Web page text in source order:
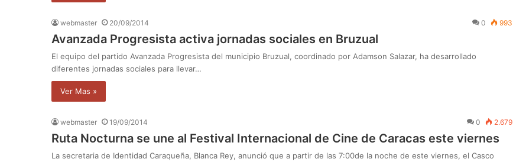
webmaster 20/09/2014 0 993
Avanzada Progresista activa jornadas sociales en Bruzual
El equipo del partido Avanzada Progresista del municipio Bruzual, coordinado por Adamson Salazar, ha desarrollado
diferentes jornadas sociales para llevar…
Ver Mas »
webmaster 19/09/2014 0 2.679
Ruta Nocturna se une al Festival Internacional de Cine de Caracas este viernes
La secretaria de Identidad Caraqueña, Blanca Rey, anunció que a partir de las 7:00de la noche de este viernes, el Casco